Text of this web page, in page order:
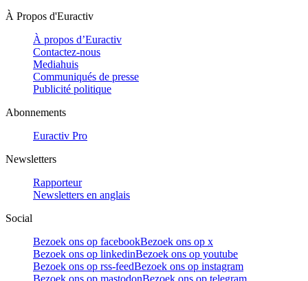
À Propos d'Euractiv
À propos d’Euractiv
Contactez-nous
Mediahuis
Communiqués de presse
Publicité politique
Abonnements
Euractiv Pro
Newsletters
Rapporteur
Newsletters en anglais
Social
Bezoek ons op facebookBezoek ons op x
Bezoek ons op linkedinBezoek ons op youtube
Bezoek ons op rss-feedBezoek ons op instagram